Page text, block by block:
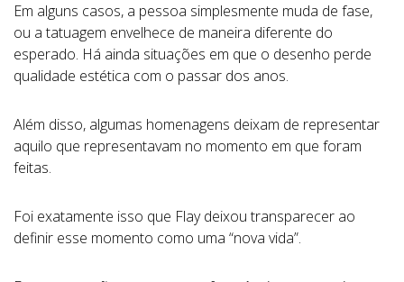
Em alguns casos, a pessoa simplesmente muda de fase,
ou a tatuagem envelhece de maneira diferente do
esperado. Há ainda situações em que o desenho perde
qualidade estética com o passar dos anos.
Além disso, algumas homenagens deixam de representar
aquilo que representavam no momento em que foram
feitas.
Foi exatamente isso que Flay deixou transparecer ao
definir esse momento como uma “nova vida”.